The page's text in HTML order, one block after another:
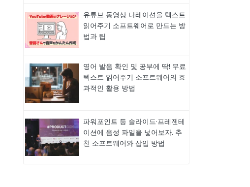
유튜브 동영상 나레이션을 텍스트
읽어주기 소프트웨어로 만드는 방
법과 팁
영어 발음 확인 및 공부에 딱! 무료
텍스트 읽어주기 소프트웨어의 효
과적인 활용 방법
파워포인트 등 슬라이드·프레젠테
이션에 음성 파일을 넣어보자. 추
천 소프트웨어와 삽입 방법